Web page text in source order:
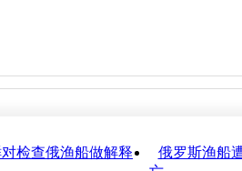
检查俄渔船做解释
俄罗斯渔船